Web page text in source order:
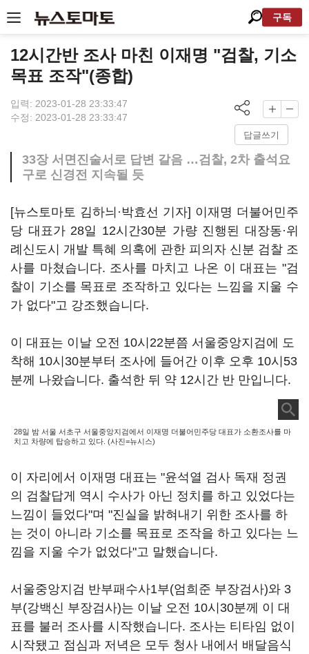
구독
12시간반 조사 마친 이재명 "검찰, 기소
목표 조작"(종합)
입력: 2023-01-28 23:33:47
수정: 2023-01-28 23:33:47
답글쓰기
33장 서면진술서로 답변 갈음 …검찰, 2차 출석요
구로 신경전 지속될 듯
[뉴스토마토 김하늬·박효선 기자] 이재명 더불어민주
당 대표가 28일 12시간30분 가량 진행된 대장동·위
례신도시 개발 특혜 의혹에 관한 피의자 신분 검찰 조
사를 마쳤습니다. 조사를 마치고 나온 이 대표는 "검
찰이 기소를 목표로 조작하고 있다는 느낌을 지울 수
가 없다"고 강조했습니다.
이 대표는 이날 오전 10시22분쯤 서울중앙지검에 도
착해 10시30분부터 조사에 들어간 이후 오후 10시53
분께 나왔습니다. 출석한 뒤 약 12시간 반 만입니다.
28일 밤 서울 서초구 서울중앙지검에서 이재명 더불어민주당 대표가 소환조사를 마
치고 차량에 탑승하고 있다. (사진=뉴시스)
이 자리에서 이재명 대표는 "윤석열 검사 독재 정권
의 검찰답게 역시 수사가 아닌 정치를 하고 있었다는
느낌이 들었다"며 "진실을 밝혀내기 위한 조사를 하
는 것이 아니라 기소를 목표로 조작을 하고 있다는 느
낌을 지울 수가 없었다"고 말했습니다.
서울중앙지검 반부패수사1부(엄희준 부장검사)와 3
부(강백신 부장검사)는 이날 오전 10시30분께 이 대
표를 불러 조사를 시작했습니다. 조사는 티타임 없이
시작됐고 점심과 저녁은 모두 청사 내에서 배달음식